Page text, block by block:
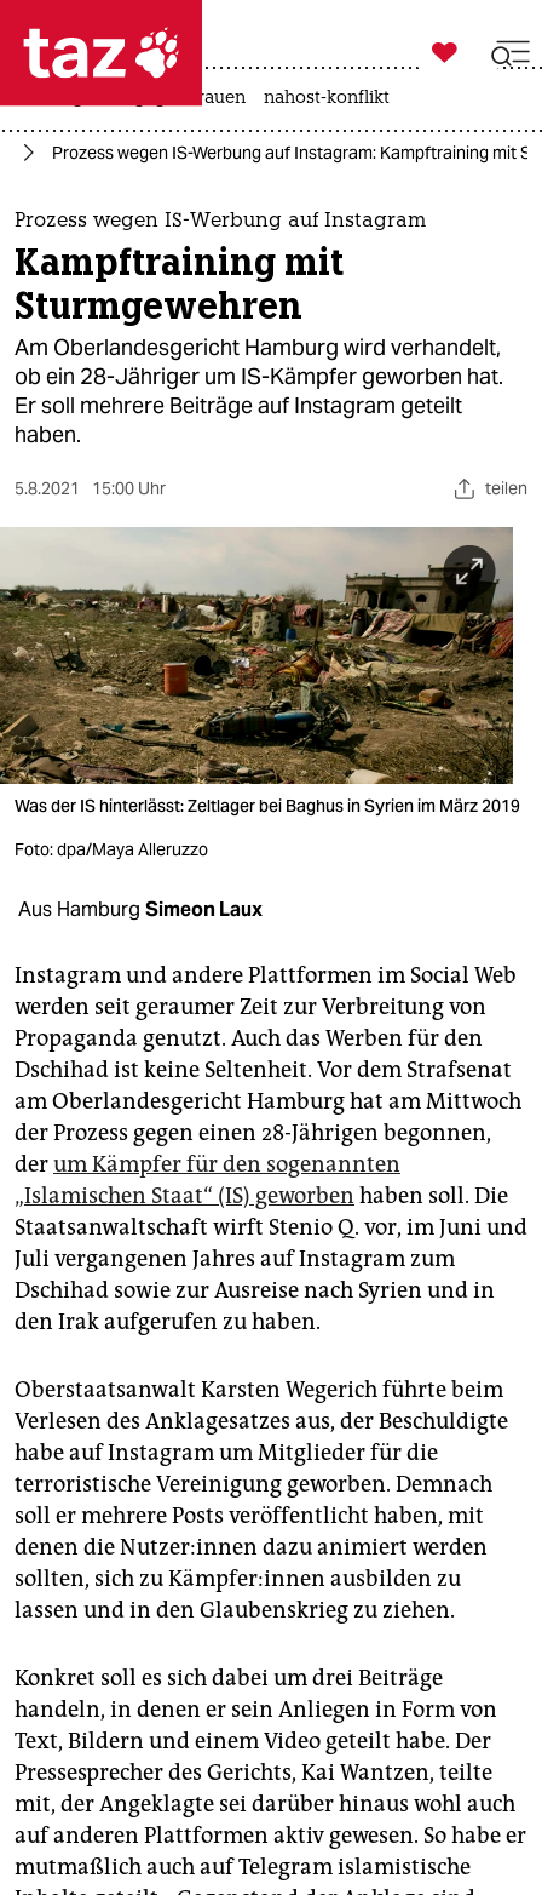
 taz zahl ich
taz zahl ich
themen
politik
öko
gesellschaft
kultur
sport
nord
wahrheit
verlag
verlag
veranstaltungen
shop
fragen & hilfe
abo
genossenschaft
epaper login

taz zahl ich
gewalt gegen frauen nahost-konflikt
Prozess wegen IS-Werbung auf Instagram: Kampftraining mit
Prozess wegen IS-Werbung auf Instagram
Kampftraining mit
Sturmgewehren
Am Oberlandesgericht Hamburg wird verhandelt,
ob ein 28-Jähriger um IS-Kämpfer geworben hat.
Er soll mehrere Beiträge auf Instagram geteilt
haben.
5.8.2021 15:00 Uhr teilen
Was der IS hinterlässt: Zeltlager bei Baghus in Syrien im März 2019
Foto: dpa/Maya Alleruzzo
Aus Hamburg Simeon Laux
Instagram und andere Plattformen im Social Web
werden seit geraumer Zeit zur Verbreitung von
Propaganda genutzt. Auch das Werben für den
Dschihad ist keine Seltenheit. Vor dem Strafsenat
am Oberlandesgericht Hamburg hat am Mittwoch
der Prozess gegen einen 28-Jährigen begonnen,
derum Kämpfer für den sogenannten
„Islamischen Staat“ (IS) geworben haben soll. Die
Staatsanwaltschaft wirft Stenio Q. vor, im Juni und
Juli vergangenen Jahres auf Instagram zum
Dschihad sowie zur Ausreise nach Syrien und in
den Irak aufgerufen zu haben.
Oberstaatsanwalt Karsten Wegerich führte beim
Verlesen des Anklagesatzes aus, der Beschuldigte
habe auf Instagram um Mitglieder für die
terroristische Vereinigung geworben. Demnach
soll er mehrere Posts veröffentlicht haben, mit
denen die Nut­ze­r:in­nen dazu animiert werden
sollten, sich zu Kämp­fe­r:in­nen ausbilden zu
lassen und in den Glaubenskrieg zu ziehen.
Konkret soll es sich dabei um drei Beiträge
handeln, in denen er sein Anliegen in Form von
Text, Bildern und einem Video geteilt habe. Der
Pressesprecher des Gerichts, Kai Wantzen, teilte
mit, der Angeklagte sei darüber hinaus wohl auch
auf anderen Plattformen aktiv gewesen. So habe er
mutmaßlich auch auf Telegram islamistische